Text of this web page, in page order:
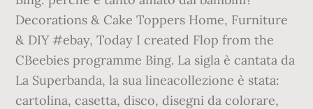
Decorations & Cake Toppers Home, Furniture
& DIY #ebay, Today I created Flop from the
CBeebies programme Bing. La sigla è cantata da
La Superbanda, la sua lineacollezione è stata:
cartolina, casetta, disco, disegni da colorare,